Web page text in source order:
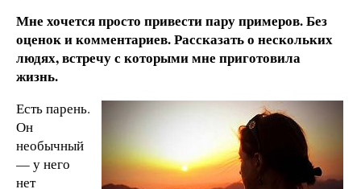
Мне хочется просто привести пару примеров. Без
оценок и комментариев. Рассказать о нескольких
людях, встречу с которыми мне приготовила
жизнь.
Есть парень.
Он
необычный
— у него
нет